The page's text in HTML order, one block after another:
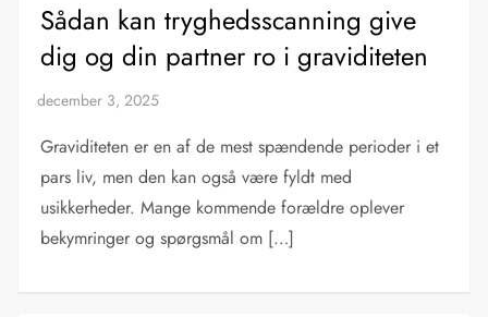
Sådan kan tryghedsscanning give
dig og din partner ro i graviditeten
Graviditeten er en af de mest spændende perioder i et
pars liv, men den kan også være fyldt med
usikkerheder. Mange kommende forældre oplever
bekymringer og spørgsmål om […]